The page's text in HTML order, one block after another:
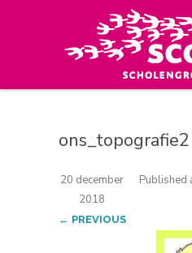
ons_topografie2
Published
20 december
2018
← PREVIOUS